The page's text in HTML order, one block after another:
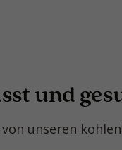
und
von unseren